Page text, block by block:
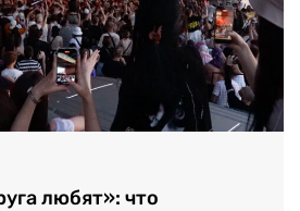
любят»: что